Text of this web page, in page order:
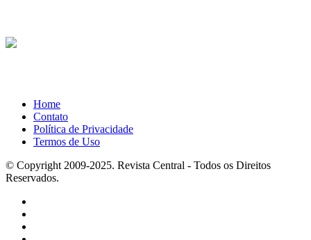
Home
Contato
Política de Privacidade
Termos de Uso
© Copyright 2009-2025. Revista Central - Todos os Direitos
Reservados.